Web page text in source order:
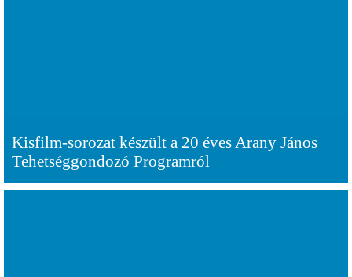
Kisfilm-sorozat készült a 20 éves Arany János
Tehetséggondozó Programról